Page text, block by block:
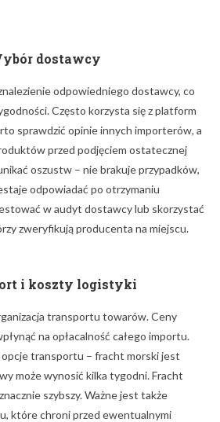
dostawcy
odpowiedniego dostawcy, co
Często korzysta się z platform
sprawdzić opinie innych importerów, a
przed podjęciem ostatecznej
oszustw – nie brakuje przypadków,
odpowiadać po otrzymaniu
w audyt dostawcy lub skorzystać
zweryfikują producenta na miejscu.
i koszty logistyki
transportu towarów. Ceny
na opłacalność całego importu.
opcje transportu – fracht morski jest
może wynosić kilka tygodni. Fracht
szybszy. Ważne jest także
które chroni przed ewentualnymi